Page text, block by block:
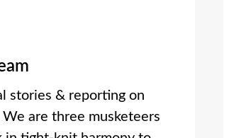
stories & reporting on
are three musketeers